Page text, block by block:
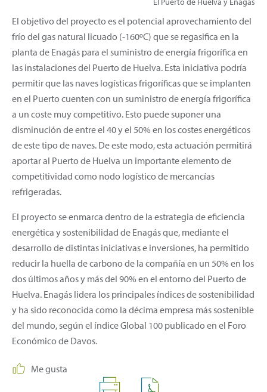
El objetivo del proyecto es el potencial aprovechamiento del
frío del gas natural licuado (-160ºC) que se regasifica en la
planta de Enagás para el suministro de energía frigorífica en
las instalaciones del Puerto de Huelva. Esta iniciativa podría
permitir que las naves logísticas frigoríficas que se implanten
en el Puerto cuenten con un suministro de energía frigorífica
a un coste muy competitivo. Esto puede suponer una
disminución de entre el 40 y el 50% en los costes energéticos
de este tipo de naves. De este modo, esta actuación permitirá
aportar al Puerto de Huelva un importante elemento de
competitividad como nodo logístico de mercancías
refrigeradas.
El proyecto se enmarca dentro de la estrategia de eficiencia
energética y sostenibilidad de Enagás que, mediante el
desarrollo de distintas iniciativas e inversiones, ha permitido
reducir la huella de carbono de la compañía en un 50% en los
dos últimos años y más del 90% en el entorno del Puerto de
Huelva. Enagás lidera los principales índices de sostenibilidad
y ha sido reconocida como la décima empresa más sostenible
del mundo, según el índice Global 100 publicado en el Foro
Económico de Davos.
Me gusta